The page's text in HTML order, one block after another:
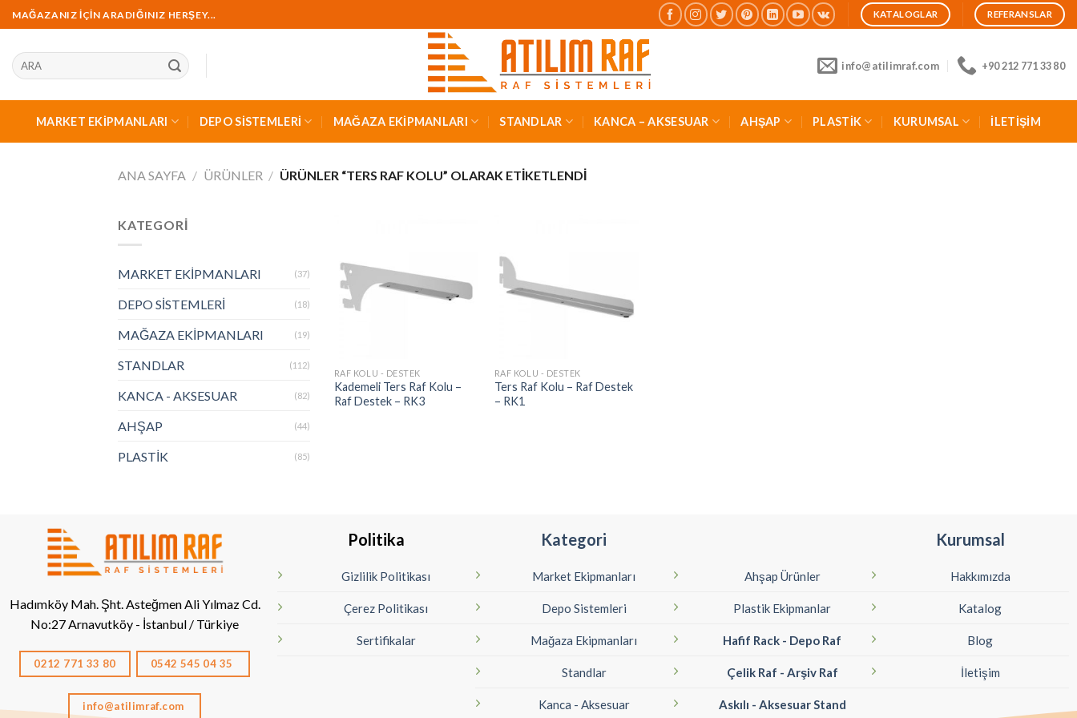
İçeriğe
geç
MAĞAZANIZ İÇİN ARADIĞINIZ HERŞEY... KATALOGLAR REFERANSLAR
Ara:
info@atilimraf.com +90 212 771 33 80
MARKET EKİPMANLARI DEPO SİSTEMLERİ MAĞAZA EKİPMANLARI STANDLAR KANCA – AKSESUAR AHŞAP PLASTİK KURUMSAL İLETİŞİM
ANA SAYFA / ÜRÜNLER / ÜRÜNLER “TERS RAF KOLU” OLARAK ETIKETLENDI
KATEGORİ
MARKET EKİPMANLARI (37)
DEPO SİSTEMLERİ (18)
MAĞAZA EKİPMANLARI (19)
STANDLAR (112)
KANCA - AKSESUAR (82)
AHŞAP (44)
PLASTİK (85)
RAF KOLU - DESTEK
Kademeli Ters Raf Kolu –
Raf Destek – RK3
RAF KOLU - DESTEK
Ters Raf Kolu – Raf Destek
– RK1
Hadımköy Mah. Şht. Asteğmen Ali Yılmaz Cd.
No:27Arnavutköy - İstanbul / Türkiye
0212 771 33 80 0542 545 04 35
info@atilimraf.com
Politika
Gizlilik Politikası
Çerez Politikası
Sertifikalar
Kategori
Market Ekipmanları
Depo Sistemleri
Mağaza Ekipmanları
Standlar
Kanca - Aksesuar
Ahşap Ürünler
Plastik Ekipmanlar
Hafif Rack - Depo Raf
Çelik Raf - Arşiv Raf
Askılı - Aksesuar Stand
Kurumsal
Hakkımızda
Katalog
Blog
İletişim